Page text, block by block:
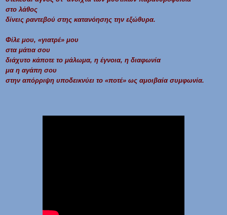
στο λάθος
δίνεις ραντεβού στης κατανόησης την εξώθυρα.
Φίλε μου, «γιατρέ» μου
στα μάτια σου
διάχυτο κάποτε το μάλωμα, η έγνοια, η διαφωνία
μα η αγάπη σου
στην απόρριψη υποδεικνύει το «ποτέ» ως αμοιβαία συμφωνία.